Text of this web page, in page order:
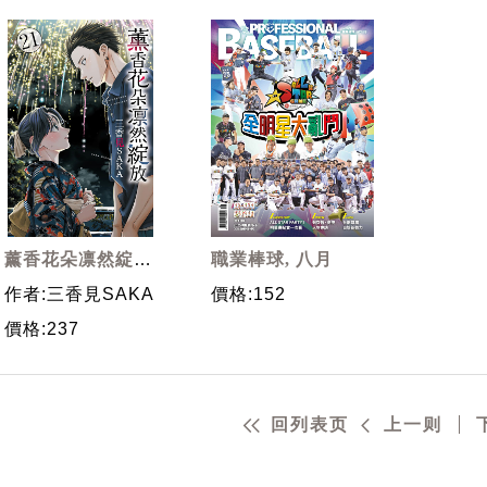
薰香花朵凛然綻放
21 (首刷限定版)
作者:三香見SAKA
價格:237
職業棒球, 八月
價格:152
回列表页 上一则